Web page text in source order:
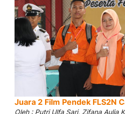
Juara 2 Film Pendek FLS2N
Oleh : Putri Ulfa Sari, Zifana Aulia